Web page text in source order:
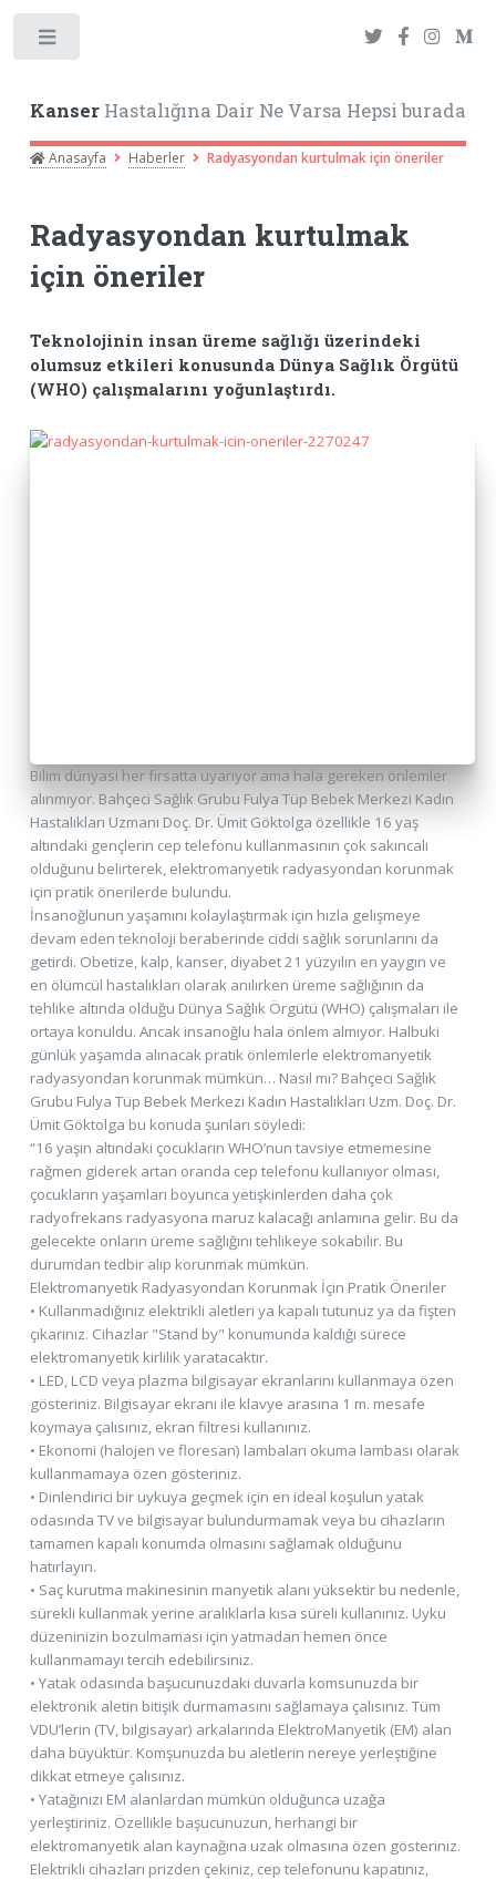
KanserHastalığına Dair Ne Varsa Hepsi burada
Anasayfa Haberler Radyasyondan kurtulmak için öneriler
Radyasyondan kurtulmak
için öneriler
Teknolojinin insan üreme sağlığı üzerindeki
olumsuz etkileri konusunda Dünya Sağlık Örgütü
(WHO) çalışmalarını yoğunlaştırdı.
Bilim dünyası her fırsatta uyarıyor ama hala gereken önlemler
alınmıyor. Bahçeci Sağlık Grubu Fulya Tüp Bebek Merkezi Kadın
Hastalıkları Uzmanı Doç. Dr. Ümit Göktolga özellikle 16 yaş
altındaki gençlerin cep telefonu kullanmasının çok sakıncalı
olduğunu belirterek, elektromanyetik radyasyondan korunmak
için pratik önerilerde bulundu.
İnsanoğlunun yaşamını kolaylaştırmak için hızla gelişmeye
devam eden teknoloji beraberinde ciddi sağlık sorunlarını da
getirdi. Obetize, kalp, kanser, diyabet 21 yüzyılın en yaygın ve
en ölümcül hastalıkları olarak anılırken üreme sağlığının da
tehlike altında olduğu Dünya Sağlık Örgütü (WHO) çalışmaları ile
ortaya konuldu. Ancak insanoğlu hala önlem almıyor. Halbuki
günlük yaşamda alınacak pratik önlemlerle elektromanyetik
radyasyondan korunmak mümkün… Nasıl mı? Bahçeci Sağlık
Grubu Fulya Tüp Bebek Merkezi Kadın Hastalıkları Uzm. Doç. Dr.
Ümit Göktolga bu konuda şunları söyledi:
“16 yaşın altındaki çocukların WHO’nun tavsiye etmemesine
rağmen giderek artan oranda cep telefonu kullanıyor olması,
çocukların yaşamları boyunca yetişkinlerden daha çok
radyofrekans radyasyona maruz kalacağı anlamına gelir. Bu da
gelecekte onların üreme sağlığını tehlikeye sokabilir. Bu
durumdan tedbir alıp korunmak mümkün.
Elektromanyetik Radyasyondan Korunmak İçin Pratik Öneriler
• Kullanmadığınız elektrikli aletleri ya kapalı tutunuz ya da fişten
çıkarınız. Cihazlar "Stand by" konumunda kaldığı sürece
elektromanyetik kirlilik yaratacaktır.
• LED, LCD veya plazma bilgisayar ekranlarını kullanmaya özen
gösteriniz. Bilgisayar ekranı ile klavye arasına 1 m. mesafe
koymaya çalısınız, ekran filtresi kullanınız.
• Ekonomi (halojen ve floresan) lambaları okuma lambası olarak
kullanmamaya özen gösteriniz.
• Dinlendirici bir uykuya geçmek için en ideal koşulun yatak
odasında TV ve bilgisayar bulundurmamak veya bu cihazların
tamamen kapalı konumda olmasını sağlamak olduğunu
hatırlayın.
• Saç kurutma makinesinin manyetik alanı yüksektir bu nedenle,
sürekli kullanmak yerine aralıklarla kısa süreli kullanınız. Uyku
düzeninizin bozulmaması için yatmadan hemen önce
kullanmamayı tercih edebilirsiniz.
• Yatak odasında başucunuzdaki duvarla komsunuzda bir
elektronik aletin bitişik durmamasını sağlamaya çalısınız. Tüm
VDU’lerin (TV, bilgisayar) arkalarında ElektroManyetik (EM) alan
daha büyüktür. Komşunuzda bu aletlerin nereye yerleştiğine
dikkat etmeye çalısınız.
• Yatağınızı EM alanlardan mümkün olduğunca uzağa
yerleştiriniz. Özellikle başucunuzun, herhangi bir
elektromanyetik alan kaynağına uzak olmasına özen gösteriniz.
Elektrikli cihazları prizden çekiniz, cep telefonunu kapatınız,